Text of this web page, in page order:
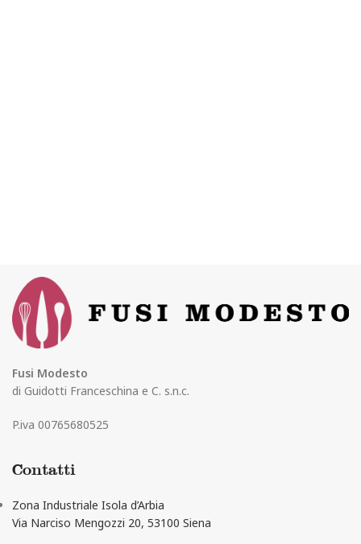
Fusi Modesto
di Guidotti Franceschina e C. s.n.c.
P.iva 00765680525
Contatti
Zona Industriale Isola d’Arbia
Via Narciso Mengozzi 20, 53100 Siena